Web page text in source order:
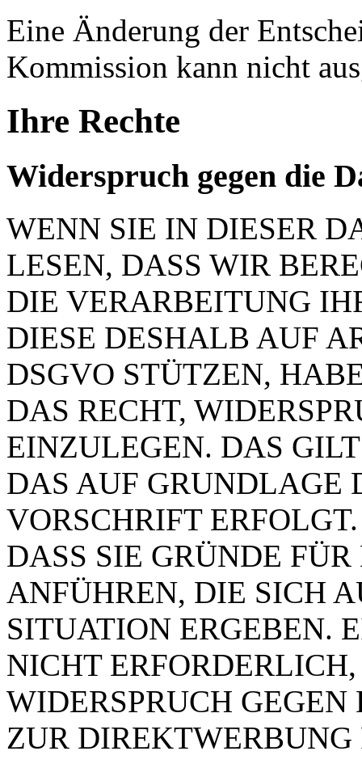
Eine Änderung der
Kommission kann nicht
Ihre Rechte
Widerspruch gegen die
WENN SIE IN DIESER
LESEN, DASS WIR
DIE VERARBEITUNG
DIESE DESHALB AUF
DSGVO STÜTZEN,
DAS RECHT,
EINZULEGEN. DAS
DAS AUF GRUNDLAGE
VORSCHRIFT
DASS SIE GRÜNDE
ANFÜHREN, DIE SICH
SITUATION ERGEBEN.
NICHT
WIDERSPRUCH
ZUR DIREKTWERBUNG